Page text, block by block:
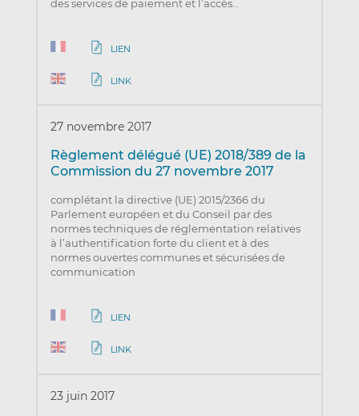
des services de paiement et l’accès…
LIEN
LINK
27 novembre 2017
Règlement délégué (UE) 2018/389 de la
Commission du 27 novembre 2017
complétant la directive (UE) 2015/2366 du
Parlement européen et du Conseil par des
normes techniques de réglementation relatives
à l’authentification forte du client et à des
normes ouvertes communes et sécurisées de
communication
LIEN
LINK
23 juin 2017